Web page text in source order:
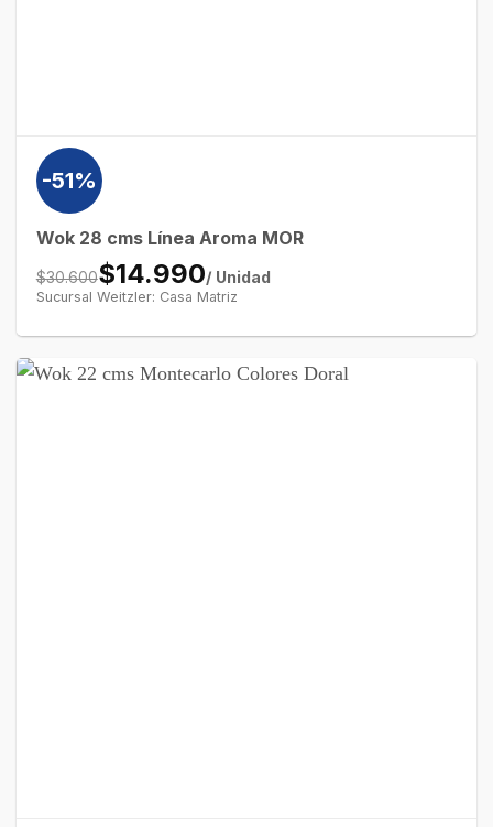
-51%
Wok 28 cms Línea Aroma MOR
$30.600$14.990/ Unidad
Sucursal Weitzler: Casa Matriz